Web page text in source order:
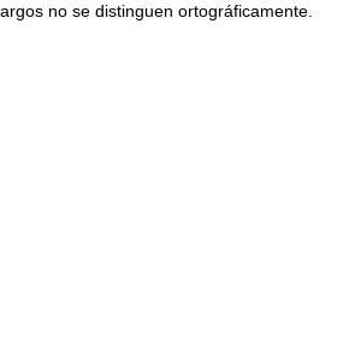
no se distinguen ortográficamente.